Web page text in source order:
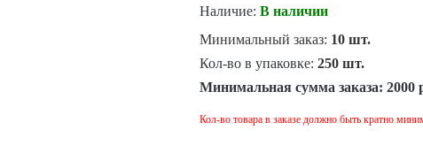
Наличие: В наличии
Минимальный заказ: 10 шт.
Кол-во в упаковке: 250 шт.
Минимальная сумма заказа: 2000
Кол-во товара в заказе должно быть кратно